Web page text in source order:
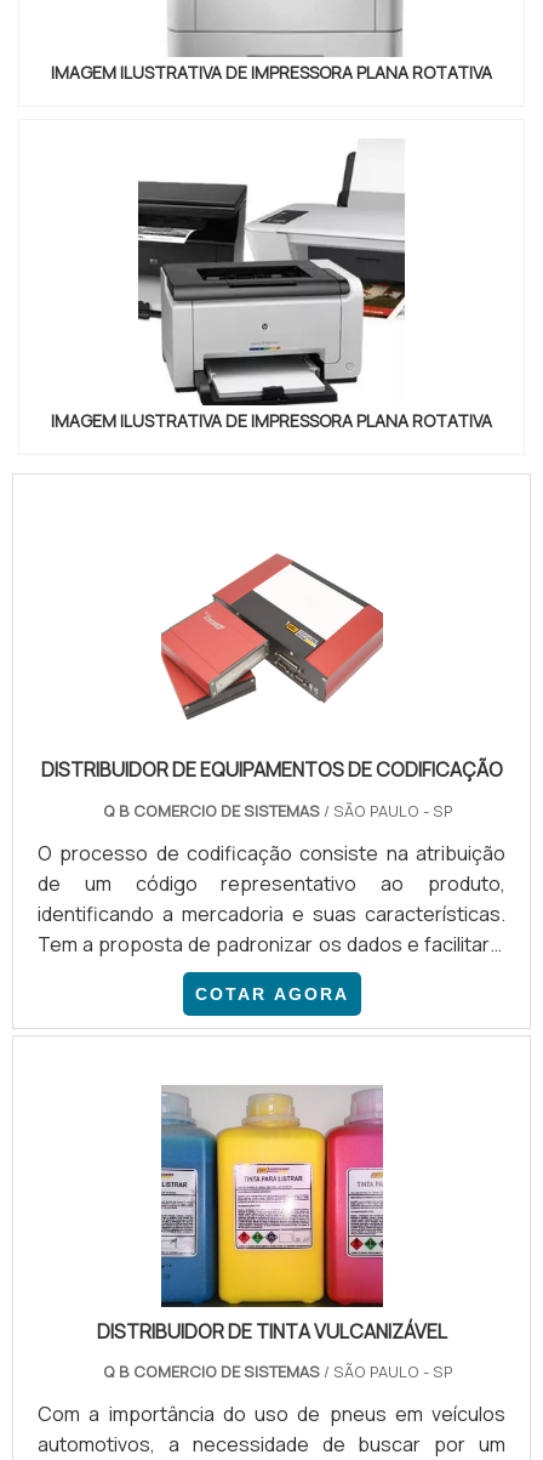
IMAGEM ILUSTRATIVA DE IMPRESSORA PLANA ROTATIVA
IMAGEM ILUSTRATIVA DE IMPRESSORA PLANA ROTATIVA
DISTRIBUIDOR DE EQUIPAMENTOS DE CODIFICAÇÃO
Q B COMERCIO DE SISTEMAS / SÃO PAULO - SP
O processo de codificação consiste na atribuição
de um código representativo ao produto,
identificando a mercadoria e suas características.
Tem a proposta de padronizar os dados e facilitar a
localização e identificação dos produtos, facilitando
o fluxo de informações na cadeia logística. Ele é
fundamental para uma boa gestão de estoques,
estoque físico e o virtual, aumentando o controle
dos produtos e facilitando a entrega. Existem 4
COTAR AGORA
DISTRIBUIDOR DE TINTA VULCANIZÁVEL
Q B COMERCIO DE SISTEMAS / SÃO PAULO - SP
Com a importância do uso de pneus em veículos
automotivos, a necessidade de buscar por um